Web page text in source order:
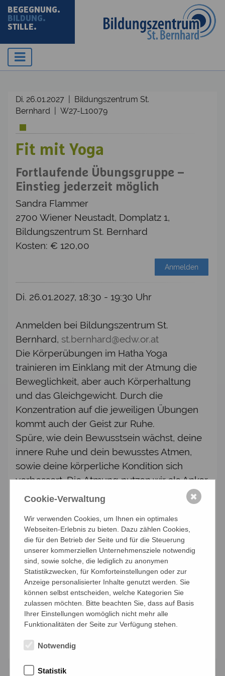
BEGEGNUNG.
BILDUNG.
STILLE.
Di. 26.01.2027 | Bildungszentrum St.
Bernhard | W27-L10079
Fit mit Yoga
Fortlaufende Übungsgruppe –
Einstieg jederzeit möglich
Sandra Flammer
2700 Wiener Neustadt, Domplatz 1,
Bildungszentrum St. Bernhard
Kosten: € 120,00
Anmelden
Di. 26.01.2027, 18:30 - 19:30 Uhr
Anmelden bei Bildungszentrum St.
Bernhard, st.bernhard@edw.or.at
Die Körperübungen im Hatha Yoga
trainieren im Einklang mit der Atmung die
Beweglichkeit, aber auch Körperhaltung
und das Gleichgewicht. Durch die
Konzentration auf die jeweiligen Übungen
kommt auch der Geist zur Ruhe.
Spüre, wie dein Bewusstsein wächst, deine
innere Ruhe und dein bewusstes Atmen,
sowie deine körperliche Kondition sich
verbessert. Die Atmung nutzen wir als Anker,
um ganz im Hier und Jetzt zu sein und deine
Yogastunden enthalten auch dynamische
und kräftigende Elemente zur Stärkung
deiner Muskeln.Eine kurze Entspannung
beendet die Yoga Praxis. Die Yoga Stunden
sind für alle Levels und jedes Alter
geeignet. Es ist jederzeit möglich, in die
Gruppe einzusteigen.
Cookie-Verwaltung
Wir verwenden Cookies, um Ihnen ein optimales
Webseiten-Erlebnis zu bieten. Dazu zählen Cookies,
die für den Betrieb der Seite und für die Steuerung
unserer kommerziellen Unternehmensziele notwendig
sind, sowie solche, die lediglich zu anonymen
Statistikzwecken, für Komforteinstellungen oder zur
Anzeige personalisierter Inhalte genutzt werden. Sie
können selbst entscheiden, welche Kategorien Sie
zulassen möchten. Bitte beachten Sie, dass auf Basis
Ihrer Einstellungen womöglich nicht mehr alle
Funktionalitäten der Seite zur Verfügung stehen.
Notwendig
Statistik
✖